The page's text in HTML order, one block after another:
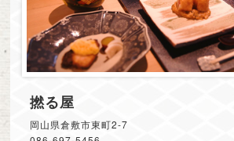
撚る屋
岡山県倉敷市東町2-7